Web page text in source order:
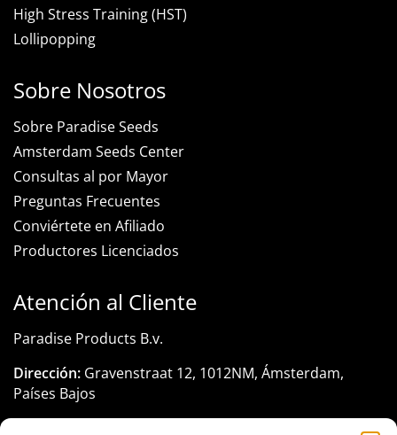
High Stress Training (HST)
Lollipopping
Sobre Nosotros
Sobre Paradise Seeds
Amsterdam Seeds Center
Consultas al por Mayor
Preguntas Frecuentes
Conviértete en Afiliado
Productores Licenciados
Atención al Cliente
Paradise Products B.v.
Dirección: Gravenstraat 12, 1012NM, Ámsterdam,
Países Bajos